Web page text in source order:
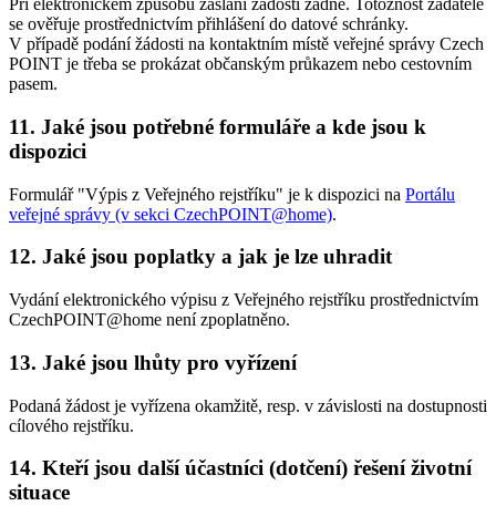
Při elektronickém způsobu zaslání žádosti žádné. Totožnost žadatele
se ověřuje prostřednictvím přihlášení do datové schránky.
V případě podání žádosti na kontaktním místě veřejné správy Czech
POINT je třeba se prokázat občanským průkazem nebo cestovním
pasem.
11. Jaké jsou potřebné formuláře a kde jsou k
dispozici
Formulář "Výpis z Veřejného rejstříku" je k dispozici na Portálu
veřejné správy (v sekci CzechPOINT@home).
12. Jaké jsou poplatky a jak je lze uhradit
Vydání elektronického výpisu z Veřejného rejstříku prostřednictvím
CzechPOINT@home není zpoplatněno.
13. Jaké jsou lhůty pro vyřízení
Podaná žádost je vyřízena okamžitě, resp. v závislosti na dostupnosti
cílového rejstříku.
14. Kteří jsou další účastníci (dotčení) řešení životní
situace